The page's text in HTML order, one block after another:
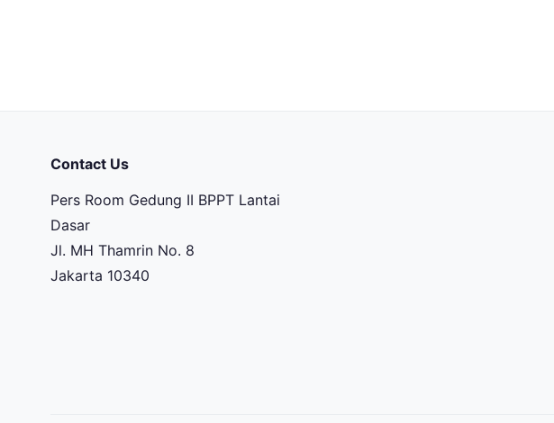
Contact Us
Pers Room Gedung II BPPT Lantai
Dasar
Jl. MH Thamrin No. 8
Jakarta 10340